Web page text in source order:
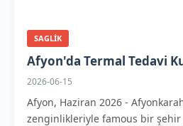
SAGLIK
Afyon'da Termal Tedavi
2026-06-15
Afyon, Haziran 2026 -
zenginlikleriyle famous bir